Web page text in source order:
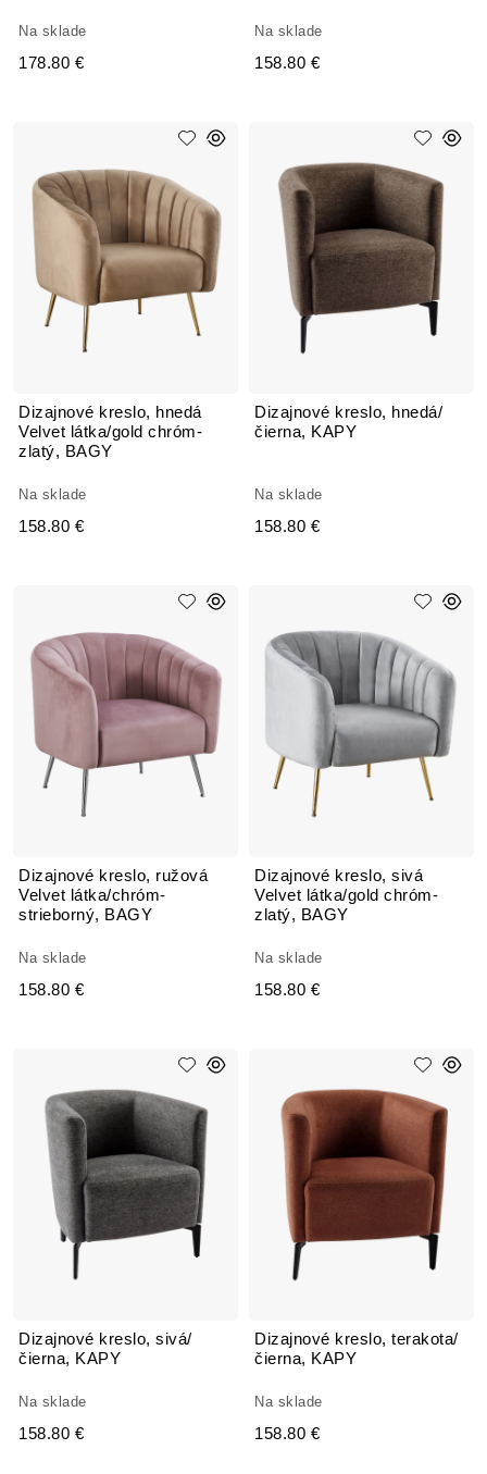
Na sklade
178.80 €
Na sklade
158.80 €
Dizajnové kreslo, hnedá
Velvet látka/gold chróm-
zlatý, BAGY
Na sklade
158.80 €
Dizajnové kreslo, hnedá/
čierna, KAPY
Na sklade
158.80 €
Dizajnové kreslo, ružová
Velvet látka/chróm-
strieborný, BAGY
Na sklade
158.80 €
Dizajnové kreslo, sivá
Velvet látka/gold chróm-
zlatý, BAGY
Na sklade
158.80 €
Dizajnové kreslo, sivá/
čierna, KAPY
Na sklade
158.80 €
Dizajnové kreslo, terakota/
čierna, KAPY
Na sklade
158.80 €